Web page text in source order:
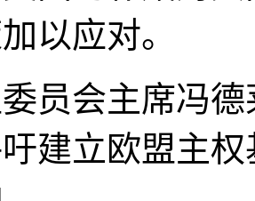
以应对。
会主席冯德
建立欧盟主